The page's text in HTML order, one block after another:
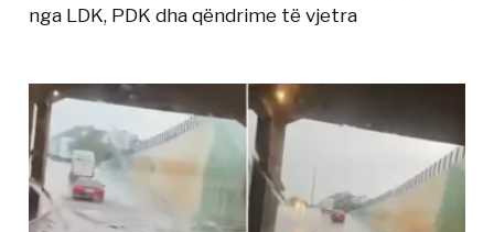
nga LDK, PDK dha qëndrime të vjetra